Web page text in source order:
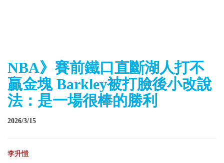
NBA》賽前鐵口直斷湖人打不
贏金塊 Barkley被打臉後小改說
法：是一場很棒的勝利
2026/3/15
李升愷